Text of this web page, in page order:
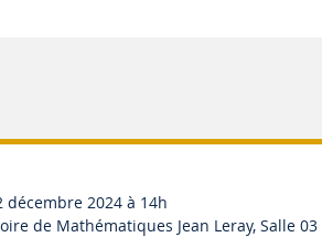
décembre 2024 à 14h
de Mathématiques Jean Leray, Salle 03